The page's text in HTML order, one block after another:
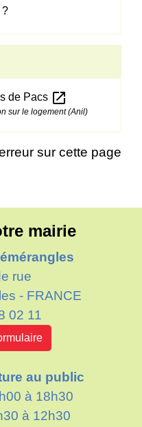
?
de Pacs open_in_new
sur le logement (Anil)
sur cette page
mairie
rue
- FRANCE
02 11
au public
à 18h30
à 12h30